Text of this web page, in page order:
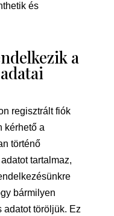
és
a
regisztrált fiók
kérhető a
történő
tartalmaz,
bármilyen
adatot töröljük. Ez